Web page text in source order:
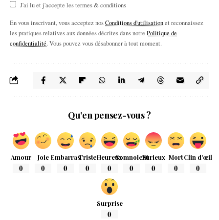
J'ai lu et j'accepte les termes & conditions
En vous inscrivant, vous acceptez nosConditions d'utilisationet reconnaissez
les pratiques relatives aux données décrites dans notre Politique de
confidentialité. Vous pouvez vous désabonner à tout moment.
Qu’en pensez-vous ?
Amour
0
Joie
0
Embarras
0
Triste
0
Heureux
0
Somnolent
0
Furieux
0
Mort
0
Clin d'œil
0
Surprise
0